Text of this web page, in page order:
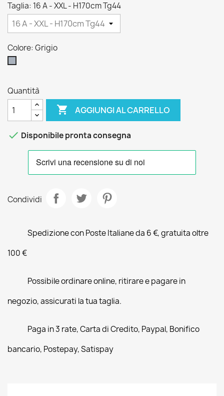
Taglia: 16 A - XXL - H170cm Tg44
Colore: Grigio
Quantità
 AGGIUNGI AL CARRELLO
 Disponibile pronta consegna
Condividi
Spedizione con Poste Italiane da 6 €, gratuita oltre
100 €
Possibile ordinare online, ritirare e pagare in
negozio, assicurati la tua taglia.
Paga in 3 rate, Carta di Credito, Paypal, Bonifico
bancario, Postepay, Satispay